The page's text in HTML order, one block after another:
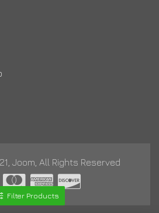
Joom, All Rights Reserved
Filter Products